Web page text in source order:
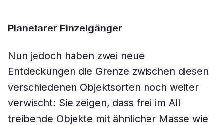
Planetarer Einzelgänger
Nun jedoch haben zwei neue
Entdeckungen die Grenze zwischen diesen
verschiedenen Objektsorten noch weiter
verwischt: Sie zeigen, dass frei im All
treibende Objekte mit ähnlicher Masse wie